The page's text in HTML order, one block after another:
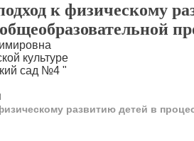
к физическому
культуре
сад №4 "
развитию детей в